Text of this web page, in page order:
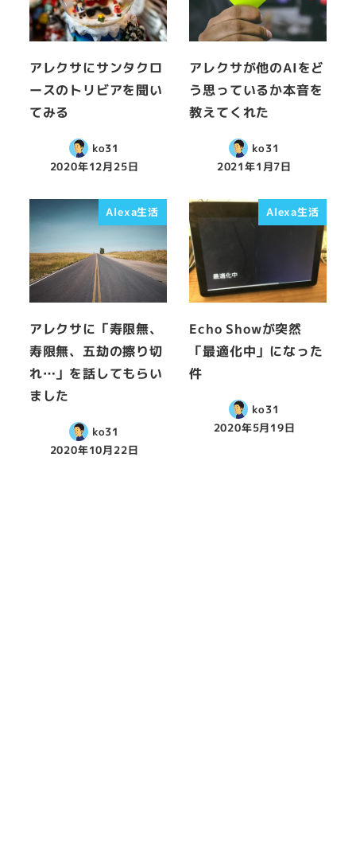
アレクサにサンタクロ
ースのトリビアを聞い
てみる
ko31
2020年12月25日
アレクサが他のAIをど
う思っているか本音を
教えてくれた
ko31
2021年1月7日
Alexa生活
アレクサに「寿限無、
寿限無、五劫の擦り切
れ…」を話してもらい
ました
ko31
2020年10月22日
Alexa生活
Echo Showが突然
「最適化中」になった
件
ko31
2020年5月19日